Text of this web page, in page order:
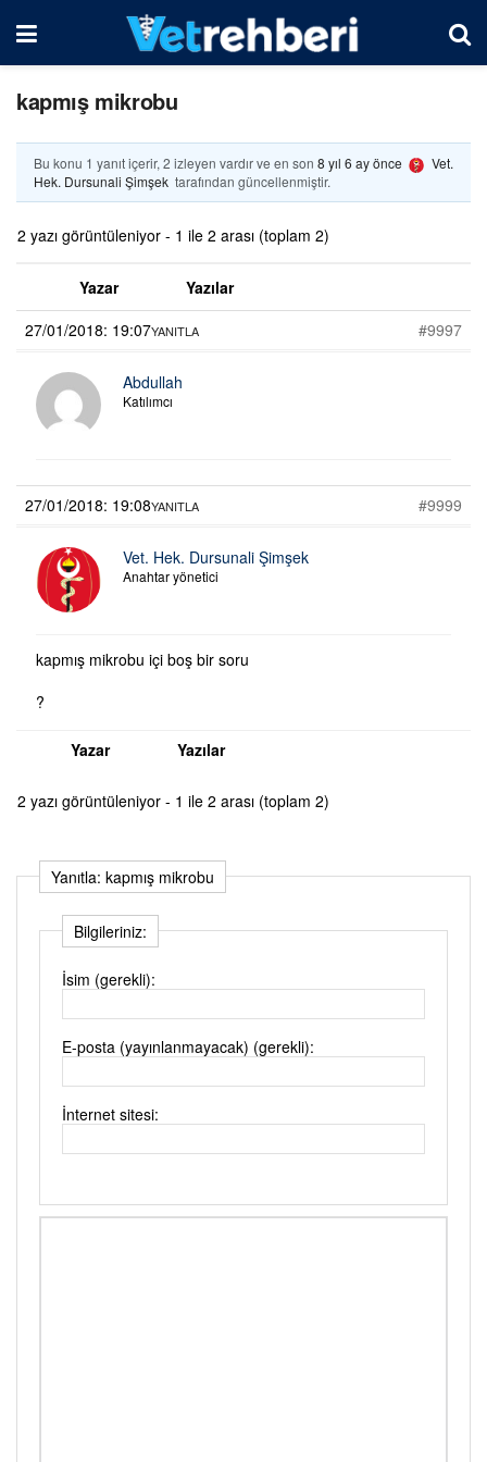
kapmış mikrobu
Bu konu 1 yanıt içerir, 2 izleyen vardır ve en son 8 yıl 6 ay önce
Vet.
Hek. Dursunali Şimşek tarafından güncellenmiştir.
2 yazı görüntüleniyor - 1 ile 2 arası (toplam 2)
Yazar
Yazılar
27/01/2018: 19:07
#9997
YANITLA
Abdullah
Katılımcı
27/01/2018: 19:08 #9999
YANITLA
Vet. Hek. Dursunali Şimşek
Anahtar yönetici
kapmış mikrobu içi boş bir soru
?
Yazar Yazılar
2 yazı görüntüleniyor - 1 ile 2 arası (toplam 2)
Yanıtla: kapmış mikrobu
Bilgileriniz:
İsim (gerekli):
E-posta (yayınlanmayacak) (gerekli):
İnternet sitesi: